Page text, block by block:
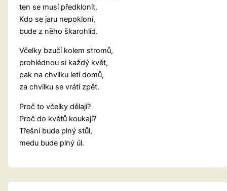
ten se musí předklonit.
Kdo se jaru nepokloní,
bude z něho škarohlíd.
Včelky bzučí kolem stromů,
prohlédnou si každý květ,
pak na chvilku letí domů,
za chvilku se vrátí zpět.
Proč to včelky dělají?
Proč do květů koukají?
Třešní bude plný stůl,
medu bude plný úl.